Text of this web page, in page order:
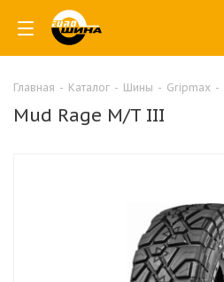
Главная - Каталог - Шины - Gripmax -
Mud Rage M/T III